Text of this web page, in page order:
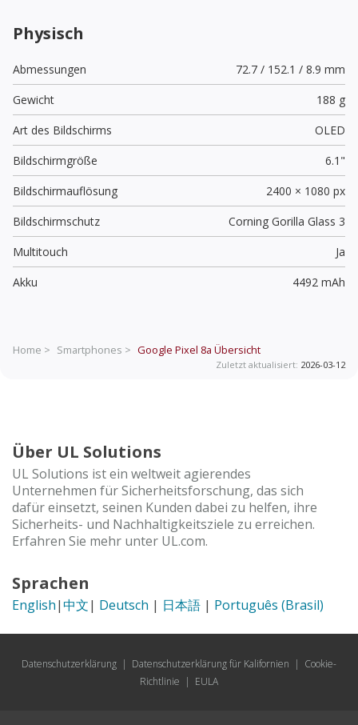
Physisch
Abmessungen
72.7 / 152.1 / 8.9 mm
Gewicht
188 g
Art des Bildschirms
OLED
Bildschirmgröße
6.1"
Bildschirmauflösung
2400 × 1080 px
Bildschirmschutz
Corning Gorilla Glass 3
Multitouch
Ja
Akku
4492 mAh
Home > Smartphones > Google Pixel 8a Übersicht
Zuletzt aktualisiert: 2026-03-12
Über UL Solutions
UL Solutions ist ein weltweit agierendes
Unternehmen für Sicherheitsforschung, das sich
dafür einsetzt, seinen Kunden dabei zu helfen, ihre
Sicherheits- und Nachhaltigkeitsziele zu erreichen.
Erfahren Sie mehr unter UL.com.
Sprachen
English|中文| Deutsch | 日本語 | Português (Brasil)
Datenschutzerklärung | Datenschutzerklärung für Kalifornien | Cookie-
Richtlinie | EULA